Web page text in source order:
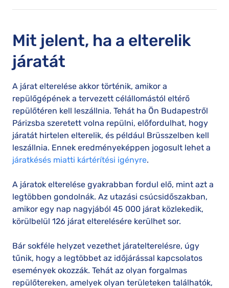
Mit jelent, ha a elterelik
járatát
A járat elterelése akkor történik, amikor a
repülőgépének a tervezett célállomástól eltérő
repülőtéren kell leszállnia. Tehát ha Ön Budapestről
Párizsba szeretett volna repülni, előfordulhat, hogy
járatát hirtelen elterelik, és például Brüsszelben kell
leszállnia. Ennek eredményeképpen jogosult lehet a
járatkésés miatti kártérítési igényre.
A járatok elterelése gyakrabban fordul elő, mint azt a
legtöbben gondolnák. Az utazási csúcsidőszakban,
amikor egy nap nagyjából 45 000 járat közlekedik,
körülbelül 126 járat elterelésére kerülhet sor.
Bár sokféle helyzet vezethet járatelterelésre, úgy
tűnik, hogy a legtöbbet az időjárással kapcsolatos
események okozzák. Tehát az olyan forgalmas
repülőtereken, amelyek olyan területeken találhatók,